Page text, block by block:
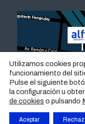
Utilizamos cookies
funcionamiento del
Pulse el siguiente
la configuración u
de cookies o pulsando
Aceptar